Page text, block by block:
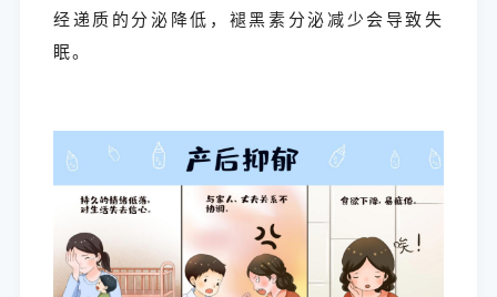
经递质的分泌降低，褪黑素分泌减少会导致失
眠。